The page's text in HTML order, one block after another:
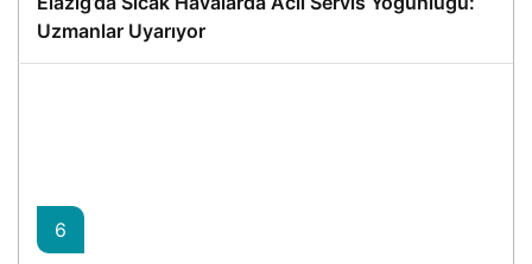
Uzmanlar Uyarıyor
6